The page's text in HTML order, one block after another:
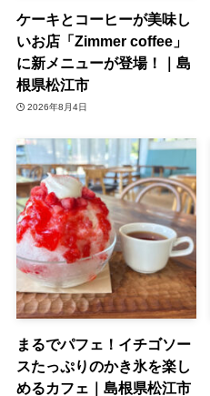
ケーキとコーヒーが美味し
いお店「Zimmer coffee」
に新メニューが登場！｜島
根県松江市
2026年8月4日
まるでパフェ！イチゴソー
スたっぷりのかき氷を楽し
めるカフェ｜島根県松江市